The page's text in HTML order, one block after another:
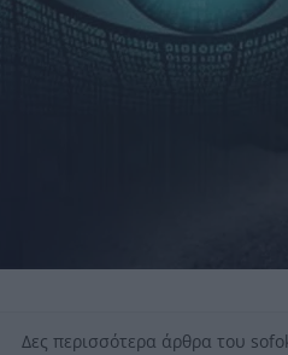
Δες περισσότερα άρθρα του